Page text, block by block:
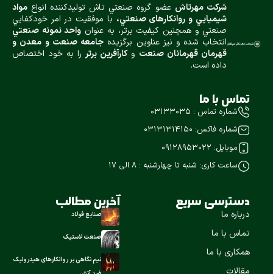
شركت مهرتاش عضو گروه صنعتي تاش توليدكننده انواع مواد
شيميایي و روانكارهای صنعتي، با موفقيت در امر خودكفايي
صنعتي و همچنين كيفيت برتر، به عنوان واحد نمونه صنعتي
انتخاب شده و نيز عناوین برگزیده جامعه صنعت و معدن و
قهرمان قهرمانان صنعت وكارآفرين برتررا به خود اختصاص
داده است.
تماس با ما
شماره تماس : ۰۳۱۳۳۰۳۵
شماره فاکس: ۰۳۱۳۱۳۱۴۱۵۰
موبایل: 09128953022
ساعت کاری: شنبه تا چهارشنبه : ۸ الی 17
دسترسی سریع
درباره ما
تماس با ما
همکاری با ما
مقالات
آخرین مطالب
صنایع فولاد
صنعت لاستیک
نیم نگاهی بر روانکارهای هیدرولیک